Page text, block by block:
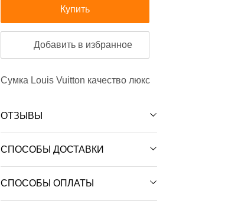
Купить
Добавить в избранное
Сумка Louis Vuitton качество люкс
ОТЗЫВЫ
СПОСОБЫ ДОСТАВКИ
СПОСОБЫ ОПЛАТЫ